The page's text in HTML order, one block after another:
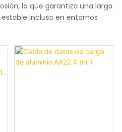
lo que garantiza una larga
incluso en entornos